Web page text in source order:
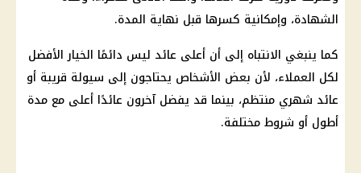
الشهادة، وإمكانية كسرها قبل نهاية المدة.
كما ينبغي الانتباه إلى أن أعلى عائد ليس دائمًا الخيار الأفضل
لكل العملاء، لأن بعض الأشخاص يحتاجون إلى سيولة قريبة أو
عائد شهري منتظم، بينما قد يفضل آخرون عائدًا أعلى مع مدة
أطول أو شروط مختلفة.